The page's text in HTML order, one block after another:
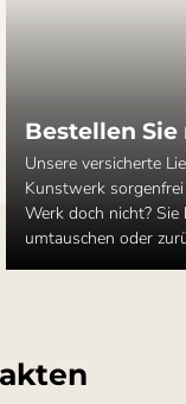
Bestellen Sie
Unsere versicherte
Kunstwerk
Werk doch nicht?
umtauschen oder